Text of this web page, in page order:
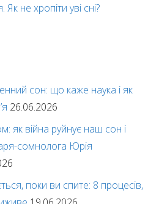
не хропіти уві сні?
сон: що каже наука і як
26.06.2026
як війна руйнує наш сон і
сомнолога Юрія
поки ви спите: 8 процесів,